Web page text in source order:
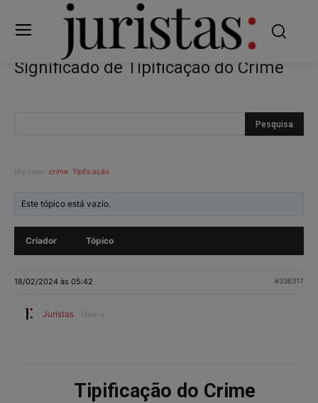
Significado de Tipificação do Crime
Marcado: crime Tipificação
Este tópico está vazio.
Criador Tópico
18/02/2024 às 05:42 #336317
Juristas Mestre
Tipificação do Crime